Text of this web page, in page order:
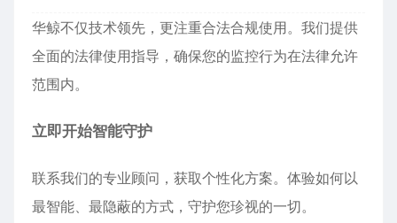
华鲸不仅技术领先，更注重合法合规使用。我们提供
全面的法律使用指导，确保您的监控行为在法律允许
范围内。
立即开始智能守护
联系我们的专业顾问，获取个性化方案。体验如何以
最智能、最隐蔽的方式，守护您珍视的一切。